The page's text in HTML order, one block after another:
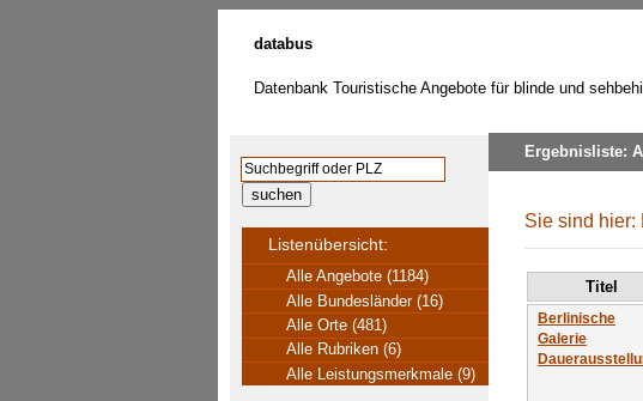
databus
Datenbank Touristische Angebote für blinde und
Ergebnisliste:
Listenübersicht:
Alle Angebote (1184)
Alle Bundesländer (16)
Alle Orte (481)
Alle Rubriken (6)
Alle Leistungsmerkmale (9)
Sie sind hier:
Titel
Berlinische
Galerie